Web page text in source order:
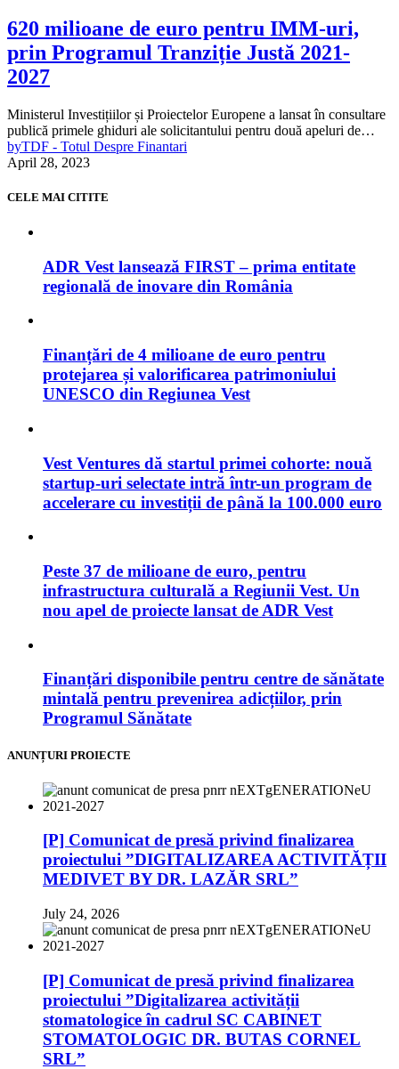
620 milioane de euro pentru IMM-uri,
prin Programul Tranziție Justă 2021-
2027
Ministerul Investițiilor și Proiectelor Europene a lansat în consultare
publică primele ghiduri ale solicitantului pentru două apeluri de…
byTDF - Totul Despre Finantari
April 28, 2023
CELE MAI CITITE
ADR Vest lansează FIRST – prima entitate
regională de inovare din România
Finanțări de 4 milioane de euro pentru
protejarea și valorificarea patrimoniului
UNESCO din Regiunea Vest
Vest Ventures dă startul primei cohorte: nouă
startup-uri selectate intră într-un program de
accelerare cu investiții de până la 100.000 euro
Peste 37 de milioane de euro, pentru
infrastructura culturală a Regiunii Vest. Un
nou apel de proiecte lansat de ADR Vest
Finanțări disponibile pentru centre de sănătate
mintală pentru prevenirea adicțiilor, prin
Programul Sănătate
ANUNȚURI PROIECTE
[P] Comunicat de presă privind finalizarea
proiectului ”DIGITALIZAREA ACTIVITĂȚII
MEDIVET BY DR. LAZĂR SRL”
July 24, 2026
[P] Comunicat de presă privind finalizarea
proiectului ”Digitalizarea activității
stomatologice în cadrul SC CABINET
STOMATOLOGIC DR. BUTAS CORNEL
SRL”